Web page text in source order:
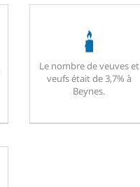
Le nombre de veuves et
veufs était de 3,7% à
Beynes.